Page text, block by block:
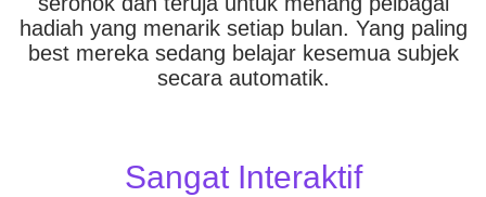
hadiah yang menarik setiap bulan. Yang paling
best mereka sedang belajar kesemua subjek
secara automatik.
Sangat Interaktif